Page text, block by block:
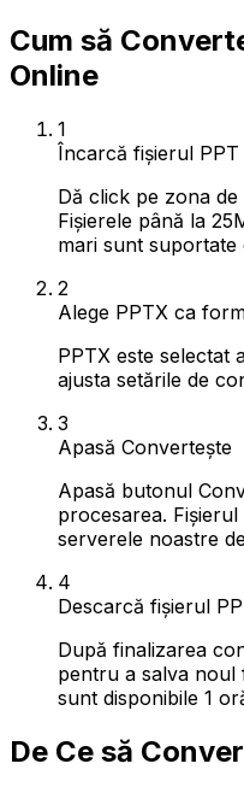
Cum să
Online
1
Încarcă fișierul PPT
Dă click pe zona
Fișierele până la
mari sunt
2
Alege PPTX ca
PPTX este selectat
ajusta setările de
3
Apasă Convertește
Apasă butonul
procesarea.
serverele noastre
4
Descarcă fișierul
După finalizarea
pentru a salva noul
sunt disponibile 1
De Ce să